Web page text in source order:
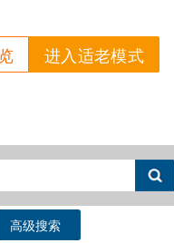
进入适老模式
高级搜索